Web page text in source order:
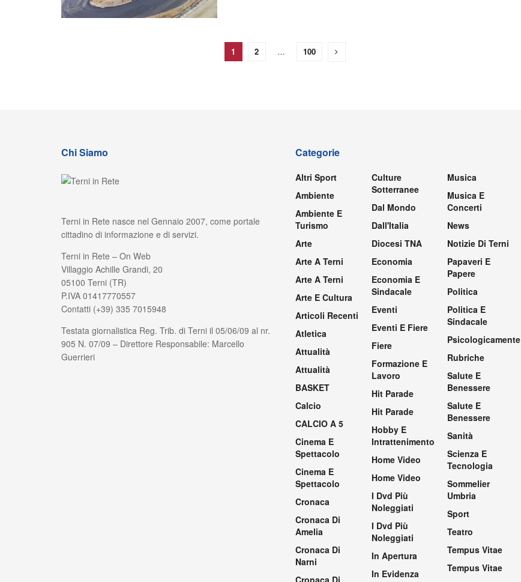
1 2 … 100
Chi Siamo
Terni in Rete nasce nel Gennaio 2007, come portale
cittadino di informazione e di servizi.
Terni in Rete – On Web
Villaggio Achille Grandi, 20
05100 Terni (TR)
P.IVA 01417770557
Contatti (+39) 335 7015948
Testata giornalistica Reg. Trib. di Terni il 05/06/09 al nr.
905 N. 07/09 – Direttore Responsabile: Marcello
Guerrieri
Categorie
Altri Sport
Ambiente
Ambiente E
Turismo
Arte
Arte A Terni
Arte A Terni
Arte E Cultura
Articoli Recenti
Atletica
Attualità
Attualità
BASKET
Calcio
CALCIO A 5
Cinema E
Spettacolo
Cinema E
Spettacolo
Cronaca
Cronaca Di
Amelia
Cronaca Di
Narni
Culture
Sotterranee
Dal Mondo
Dall'Italia
Diocesi TNA
Economia
Economia E
Sindacale
Eventi
Eventi E Fiere
Fiere
Formazione E
Lavoro
Hit Parade
Hit Parade
Hobby E
Intrattenimento
Home Video
Home Video
I Dvd Più
Noleggiati
I Dvd Più
Noleggiati
In Apertura
In Evidenza
Musica
Musica E
Concerti
News
Notizie Di Terni
Papaveri E
Papere
Politica
Politica E
Sindacale
Psicologicamente
Rubriche
Salute E
Benessere
Salute E
Benessere
Sanità
Scienza E
Tecnologia
Sommelier
Umbria
Sport
Teatro
Tempus Vitae
Tempus Vitae